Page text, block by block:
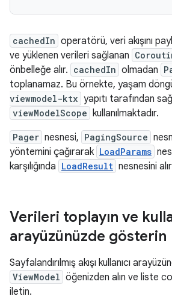
cachedIn operatörü, veri akışını
ve yüklenen verileri sağlanan
önbelleğe alır. cachedIn olmadan
toplanamaz. Bu örnekte, yaşam
viewmodel-ktx yapıtı tarafından
viewModelScope kullanılmaktadır.
Pager nesnesi, PagingSource
yöntemini çağırarak LoadParams
karşılığında LoadResult nesnesini
Verileri toplayın ve
arayüzünüzde gösterin
Sayfalandırılmış akışı kullanıcı
ViewModel öğenizden alın ve liste
iletin.